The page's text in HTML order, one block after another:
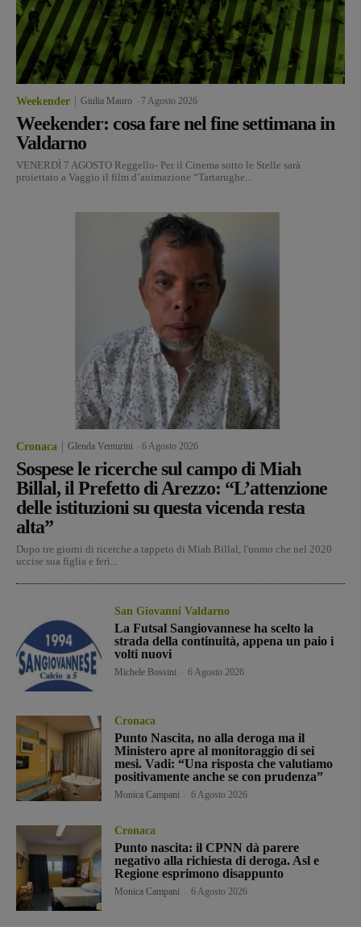
Weekender Giulia Mauro 7 Agosto 2026
Weekender: cosa fare nel fine settimana in
Valdarno
VENERDÌ 7 AGOSTO Reggello- Per il Cinema sotto le Stelle sarà
proiettato a Vaggio il film d’animazione “Tartarughe...
Cronaca Glenda Venturini 6 Agosto 2026
Sospese le ricerche sul campo di Miah
Billal, il Prefetto di Arezzo: “L’attenzione
delle istituzioni su questa vicenda resta
alta”
Dopo tre giorni di ricerche a tappeto di Miah Billal, l'uomo che nel 2020
uccise sua figlia e ferì...
San Giovanni Valdarno
La Futsal Sangiovannese ha scelto la
strada della continuità, appena un paio i
volti nuovi
Michele Bossini 6 Agosto 2026
Cronaca
Punto Nascita, no alla deroga ma il
Ministero apre al monitoraggio di sei
mesi. Vadi: “Una risposta che valutiamo
positivamente anche se con prudenza”
Monica Campani 6 Agosto 2026
Cronaca
Punto nascita: il CPNN dà parere
negativo alla richiesta di deroga. Asl e
Regione esprimono disappunto
Monica Campani 6 Agosto 2026